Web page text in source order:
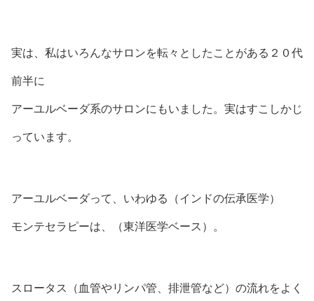
実は、私はいろんなサロンを転々としたことがある２０代
前半に
アーユルベーダ系のサロンにもいました。実はすこしかじ
っています。
アーユルベーダって、いわゆる（インドの伝承医学）
モンテセラピーは、（東洋医学ベース）。
スロータス（血管やリンパ管、排泄管など）の流れをよく